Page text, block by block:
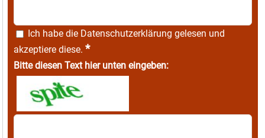
Ich habe die Datenschutzerklärung gelesen und
akzeptiere diese. *
Bitte diesen Text hier unten eingeben: